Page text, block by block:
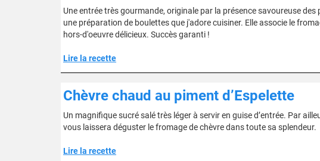
Une entrée très gourmande, originale par la présence savoureuse
une préparation de boulettes que j'adore cuisiner. Elle associe le
hors-d'oeuvre délicieux. Succès garanti !
Lire la recette
Chèvre chaud au piment d’Espelette
Un magnifique sucré salé très léger à servir en guise d’entrée. Par
vous laissera déguster le fromage de chèvre dans toute sa splendeur.
Lire la recette